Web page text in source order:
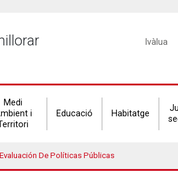
Main
Ivàlua
Medi
i
Educació Habitatge
De Políticas Públicas